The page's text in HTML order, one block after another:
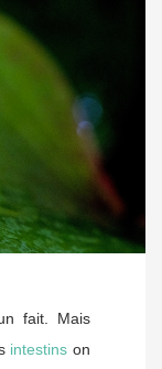
fait. Mais
intestins on